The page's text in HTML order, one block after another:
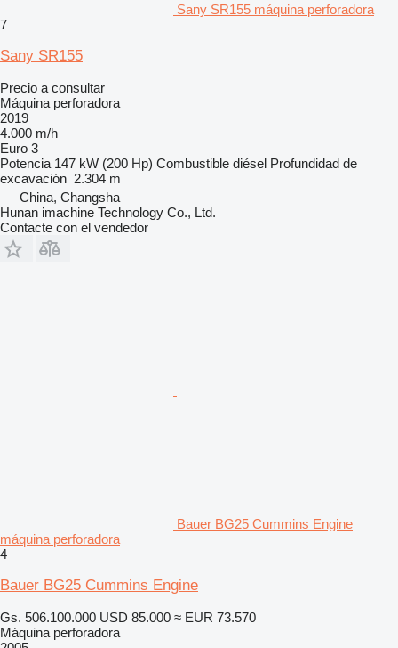
Sany SR155 máquina perforadora
7
Sany SR155
Precio a consultar
Máquina perforadora
2019
4.000 m/h
Euro 3
Potencia 147 kW (200 Hp) Combustible diésel Profundidad de
excavación 2.304 m
China, Changsha
Hunan imachine Technology Co., Ltd.
Contacte con el vendedor
Bauer BG25 Cummins Engine
máquina perforadora
4
Bauer BG25 Cummins Engine
Gs. 506.100.000 USD 85.000 ≈ EUR 73.570
Máquina perforadora